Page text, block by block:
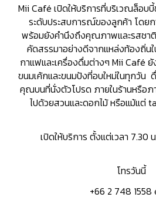
Mii Café เปิดให้บริการที่บริเวณล็อบ
ระดับประสบการณ์ของลูกค้า โดย
พร้อมยังคำนึงถึงคุณภาพและรสชา
คัดสรรมาอย่างดีจากแหล่งท้องถิ่น
กาแฟและเครื่องดื่มต่างๆ Mii Café ยั
ขนมเค้กและขนมปังที่อบใหม่ในทุกวัน
คุณบนที่นั่งตัวโปรด ภายในร้านหรือภ
ไปด้วยสวนและดอกไม้ หรือแม้แต่
เปิดให้บริการ ตั้งแต่เวลา 7.30
โทรวันนี้
+66 2 748 1558